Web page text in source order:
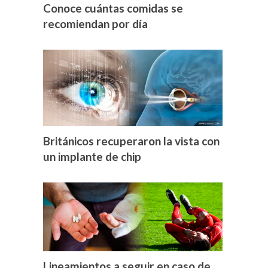
Conoce cuántas comidas se
recomiendan por día
Británicos recuperaron la vista con
un implante de chip